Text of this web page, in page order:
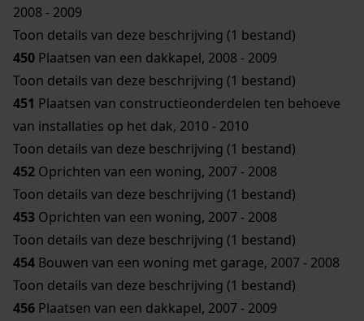
2008 - 2009
Toon details van deze beschrijving (1 bestand)
450 Plaatsen van een dakkapel, 2008 - 2009
Toon details van deze beschrijving (1 bestand)
451 Plaatsen van constructieonderdelen ten behoeve
van installaties op het dak, 2010 - 2010
Toon details van deze beschrijving (1 bestand)
452 Oprichten van een woning, 2007 - 2008
Toon details van deze beschrijving (1 bestand)
453 Oprichten van een woning, 2007 - 2008
Toon details van deze beschrijving (1 bestand)
454 Bouwen van een woning met garage, 2007 - 2008
Toon details van deze beschrijving (1 bestand)
456 Plaatsen van een dakkapel, 2007 - 2009